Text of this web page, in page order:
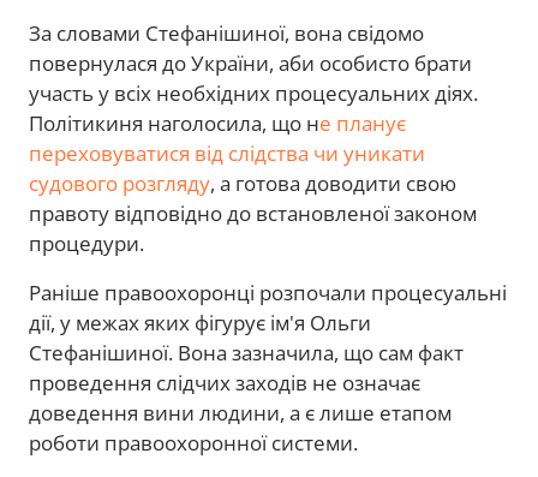
За словами Стефанішиної, вона свідомо
повернулася до України, аби особисто брати
участь у всіх необхідних процесуальних діях.
Політикиня наголосила, що не планує
переховуватися від слідства чи уникати
судового розгляду, а готова доводити свою
правоту відповідно до встановленої законом
процедури.
Раніше правоохоронці розпочали процесуальні
дії, у межах яких фігурує ім'я Ольги
Стефанішиної. Вона зазначила, що сам факт
проведення слідчих заходів не означає
доведення вини людини, а є лише етапом
роботи правоохоронної системи.